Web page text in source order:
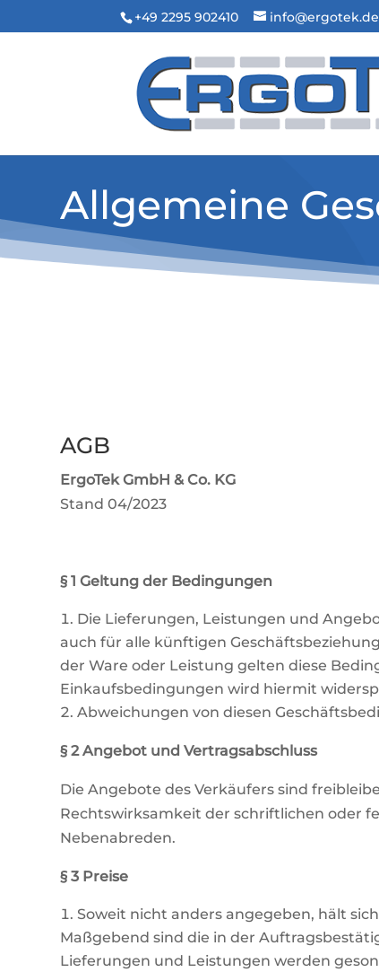
+49 2295 902410 info@ergotek.de
Allgemeine
AGB
ErgoTek GmbH & Co. KG
Stand 04/2023
§ 1 Geltung der Bedingungen
Die Lieferungen, Leistungen und
auch für alle künftigen
der Ware oder Leistung gelten diese
Einkaufsbedingungen wird hiermit
Abweichungen von diesen
§ 2 Angebot und Vertragsabschluss
Die Angebote des Verkäufers sind
Rechtswirksamkeit der schriftlichen oder
Nebenabreden.
§ 3 Preise
Soweit nicht anders angegeben, hält
Maßgebend sind die in der
Lieferungen und Leistungen werden